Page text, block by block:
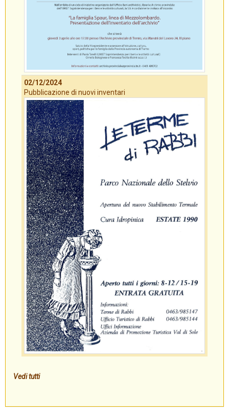
02/12/2024
Pubblicazione di nuovi inventari
Vedi tutti